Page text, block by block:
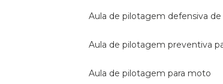
aula de pilotagem defensiva
aula de pilotagem preventiva
aula de pilotagem para moto